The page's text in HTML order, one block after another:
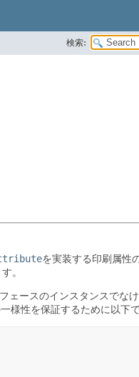
検索:
を実装する印刷属性
。
ェースのインスタンスでな
様性を保証するために以下